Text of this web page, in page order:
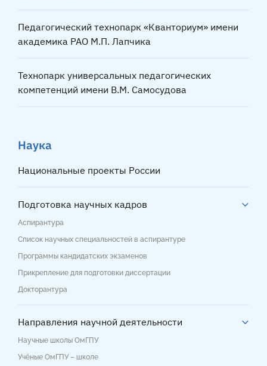
Педагогический технопарк «Кванториум» имени
академика РАО М.П. Лапчика
Технопарк универсальных педагогических
компетенций имени В.М. Самосудова
Наука
Национальные проекты России
Подготовка научных кадров
Аспирантура
Список научных специальностей в аспирантуре
Программы кандидатских экзаменов
Прикрепление для подготовки диссертации
Докторантура
Направления научной деятельности
Научные школы ОмГПУ
Учёные ОмГПУ – школе